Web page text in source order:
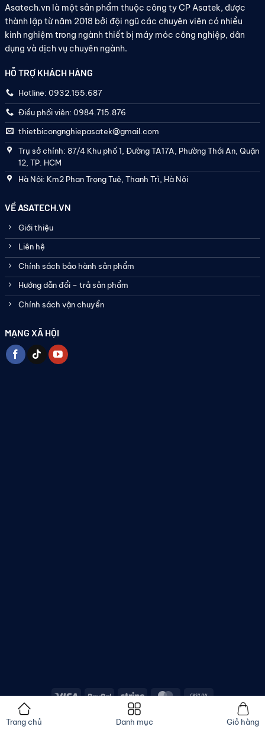
Asatech.vn là một sản phẩm thuộc công ty CP Asatek, được
thành lập từ năm 2018 bởi đội ngũ các chuyên viên có nhiều
kinh nghiệm trong ngành thiết bị máy móc công nghiệp, dân
dụng và dịch vụ chuyên ngành.
HỖ TRỢ KHÁCH HÀNG
Hotline: 0932.155.687
Điều phối viên: 0984.715.876
thietbicongnghiepasatek@gmail.com
Trụ sở chính: 87/4 Khu phố 1, Đường TA17A, Phường Thới An, Quận
12, TP. HCM
Hà Nội: Km2 Phan Trọng Tuệ, Thanh Trì, Hà Nội
VỀ ASATECH.VN
Giới thiệu
Liên hệ
Chính sách bảo hành sản phẩm
Hướng dẫn đổi – trả sản phẩm
Chính sách vận chuyển
MẠNG XÃ HỘI
Copyright 2026 ©
Trang chủ Danh mục Giỏ hàng